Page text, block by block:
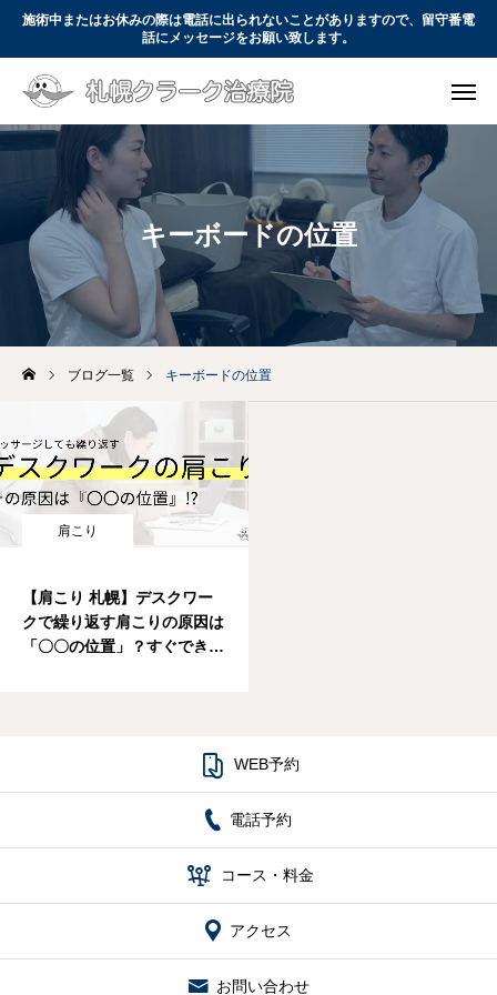
施術中またはお休みの際は電話に出られないことがありますので、留守番電
話にメッセージをお願い致します。
キーボードの位置
ブログ一覧 キーボードの位置
肩こり
【肩こり 札幌】デスクワー
クで繰り返す肩こりの原因は
「〇〇の位置」？すぐできる
 WEB予約
電話予約
 コース・料金
アクセス
お問い合わせ
 WEB予約
 コース・料金 アクセス
お問い合わせ
初めての方へ
コース・料金
当院について